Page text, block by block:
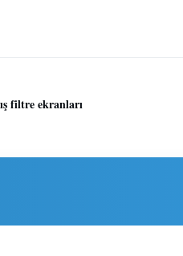
filtre ekranları